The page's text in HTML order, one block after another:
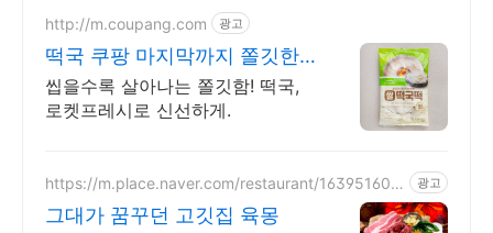
http://m.coupang.com 광고
떡국 쿠팡 마지막까지 쫄깃한
식감
씹을수록 살아나는 쫄깃함! 떡국,
로켓프레시로 신선하게.
https://m.place.naver.com/restaurant/163951608
광고
그대가 꿈꾸던 고깃집 육몽